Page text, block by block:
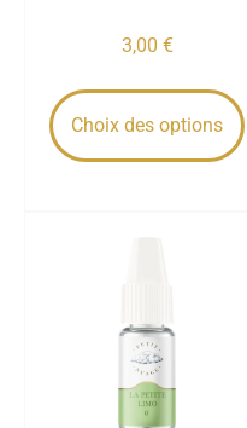
3,00 €
Choix des options